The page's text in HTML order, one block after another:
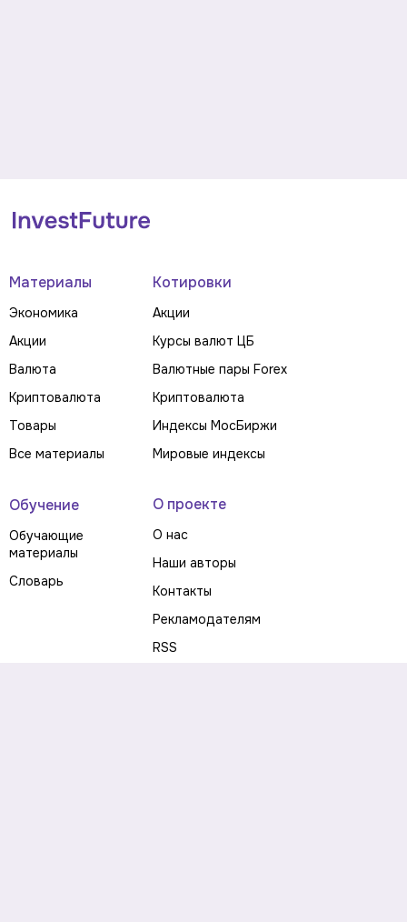
Материалы
Экономика
Акции
Валюта
Криптовалюта
Товары
Все материалы
Котировки
Акции
Курсы валют ЦБ
Валютные пары Forex
Криптовалюта
Индексы МосБиржи
Мировые индексы
Обучение
Обучающие
материалы
Словарь
О проекте
О нас
Наши авторы
Контакты
Рекламодателям
RSS